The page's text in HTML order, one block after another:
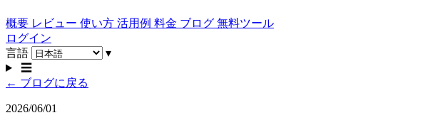
概要 レビュー 使い方 活用例 料金 ブログ 無料ツール
ログイン
言語
▾
☰
← ブログに戻る
2026/06/01